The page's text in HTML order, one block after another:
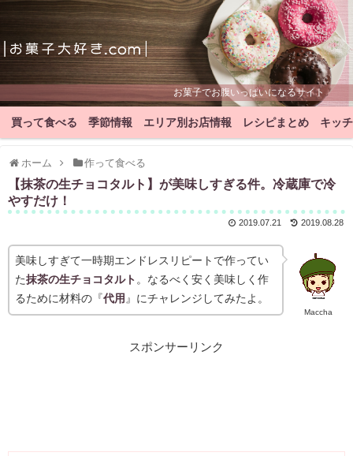
お菓子でお腹いっぱいになるサイト
買って食べる 季節情報 エリア別お店情報 レシピまとめ キッ
ホーム 作って食べる
【抹茶の生チョコタルト】が美味しすぎる件。冷蔵庫で冷
やすだけ！
2019.08.28
2019.07.21
Maccha
美味しすぎて一時期エンドレスリピートで作ってい
た抹茶の生チョコタルト 。なるべく安く美味しく作
るために材料の『代用 』にチャレンジしてみたよ。
スポンサーリンク